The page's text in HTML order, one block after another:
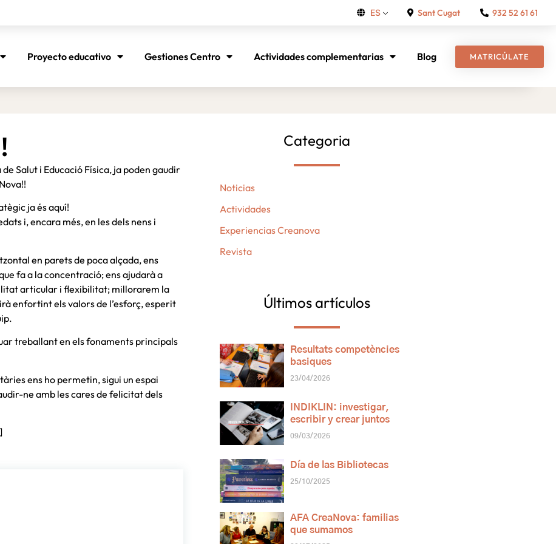
ES Sant Cugat 932 52 61 61
Proyecto educativo Gestiones Centro Actividades complementarias Blog MATRICÚLATE
Salut i Educació Física, ja poden gaudir
ja és aquí!
i, encara més, en les dels nens i
en parets de poca alçada, ens
fa a la concentració; ens ajudarà a
articular i flexibilitat; millorarem la
enfortint els valors de l’esforç, esperit
treballant en els fonaments principals
ens ho permetin, sigui un espai
ne amb les cares de felicitat dels
Categoria
Noticias
Actividades
Experiencias Creanova
Revista
Últimos artículos
Resultats competències
basiques
23/04/2026
INDIKLIN: investigar,
escribir y crear juntos
09/03/2026
Día de las Bibliotecas
25/10/2025
AFA CreaNova: familias
que sumamos